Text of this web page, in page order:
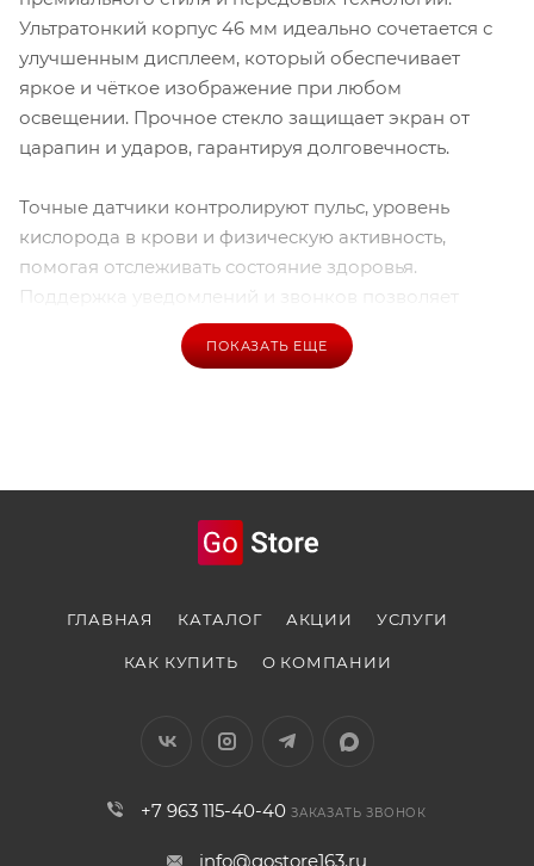
Ультратонкий корпус 46 мм идеально сочетается с
улучшенным дисплеем, который обеспечивает
яркое и чёткое изображение при любом
освещении. Прочное стекло защищает экран от
царапин и ударов, гарантируя долговечность.
Точные датчики контролируют пульс, уровень
кислорода в крови и физическую активность,
помогая отслеживать состояние здоровья.
Поддержка уведомлений и звонков позволяет
оставаться на связи, не отвлекаясь от повседневных
дел. Синхронизация с экосистемой Apple открывает
ПОКАЗАТЬ ЕЩЕ
ГЛАВНАЯ КАТАЛОГ АКЦИИ УСЛУГИ
КАК КУПИТЬ О КОМПАНИИ
+7 963 115-40-40 ЗАКАЗАТЬ ЗВОНОК
info@gostore163.ru